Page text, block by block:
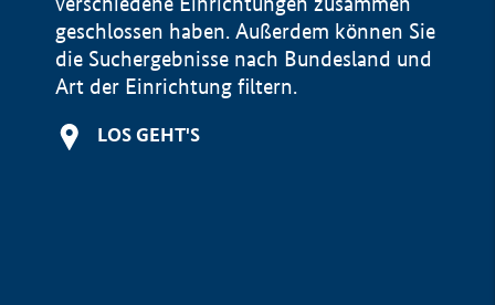
geschlossen haben. Außerdem können Sie
die Suchergebnisse nach Bundesland und
Art der Einrichtung filtern.
LOS GEHT'S